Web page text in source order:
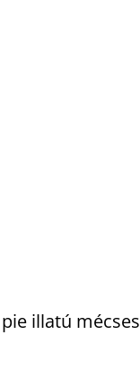
illatú mécses